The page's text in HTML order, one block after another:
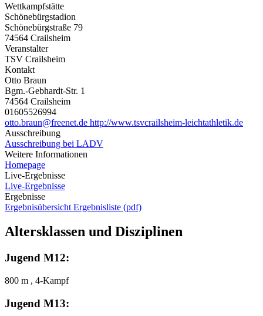
Wettkampfstätte
Schönebürgstadion
Schönebürgstraße 79
74564 Crailsheim
Veranstalter
TSV Crailsheim
Kontakt
Otto Braun
Bgm.-Gebhardt-Str. 1
74564 Crailsheim
01605526994
otto.braun@freenet.de http://www.tsvcrailsheim-leichtathletik.de
Ausschreibung
Ausschreibung bei LADV
Weitere Informationen
Homepage
Live-Ergebnisse
Live-Ergebnisse
Ergebnisse
Ergebnisübersicht Ergebnisliste (pdf)
Altersklassen und Disziplinen
Jugend M12:
800 m , 4-Kampf
Jugend M13: